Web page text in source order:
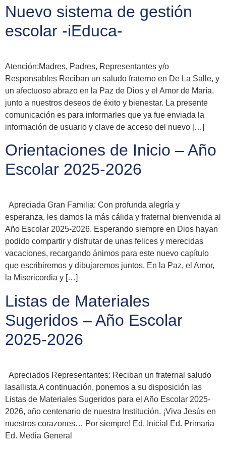
Nuevo sistema de gestión
escolar -iEduca-
Atención:Madres, Padres, Representantes y/o
Responsables Reciban un saludo fraterno en De La Salle, y
un afectuoso abrazo en la Paz de Dios y el Amor de María,
junto a nuestros deseos de éxito y bienestar. La presente
comunicación es para informarles que ya fue enviada la
información de usuario y clave de acceso del nuevo […]
Orientaciones de Inicio – Año
Escolar 2025-2026
Apreciada Gran Familia: Con profunda alegría y
esperanza, les damos la más cálida y fraternal bienvenida al
Año Escolar 2025-2026. Esperando siempre en Dios hayan
podido compartir y disfrutar de unas felices y merecidas
vacaciones, recargando ánimos para este nuevo capítulo
que escribiremos y dibujaremos juntos. En la Paz, el Amor,
la Misericordia y […]
Listas de Materiales
Sugeridos – Año Escolar
2025-2026
Apreciados Representantes: Reciban un fraternal saludo
lasallista.A continuación, ponemos a su disposición las
Listas de Materiales Sugeridos para el Año Escolar 2025-
2026, año centenario de nuestra Institución. ¡Viva Jesús en
nuestros corazones… Por siempre! Ed. Inicial Ed. Primaria
Ed. Media General